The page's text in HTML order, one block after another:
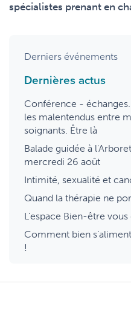
spécialistes prenant en
Derniers événements
Dernières actus
Conférence -
les malentendus entre
soignants. Être là
Balade guidée à
mercredi 26 août
Intimité, sexualité et
Quand la thérapie ne
L'espace Bien-être
Comment bien
!